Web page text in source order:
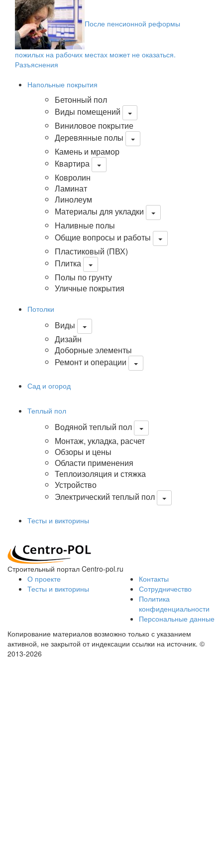
После пенсионной реформы
пожилых на рабочих местах может не оказаться.
Разъяснения
Напольные покрытия
Бетонный пол
Виды помещений
Виниловое покрытие
Деревянные полы
Камень и мрамор
Квартира
Ковролин
Ламинат
Линолеум
Материалы для укладки
Наливные полы
Общие вопросы и работы
Пластиковый (ПВХ)
Плитка
Полы по грунту
Уличные покрытия
Потолки
Виды
Дизайн
Доборные элементы
Ремонт и операции
Сад и огород
Теплый пол
Водяной теплый пол
Монтаж, укладка, расчет
Обзоры и цены
Области применения
Теплоизоляция и стяжка
Устройство
Электрический теплый пол
Тесты и викторины
Строительный портал Centro-pol.ru
О проекте
Тесты и викторины
Контакты
Сотрудничество
Политика
конфиденциальности
Персональные данные
Копирование материалов возможно только с указанием
активной, не закрытой от индексации ссылки на источник. ©
2013-2026